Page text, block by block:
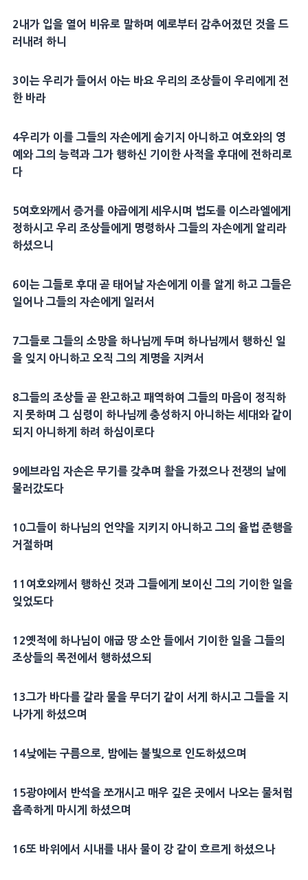
2내가 입을 열어 비유로 말하며 예로부터 감추어졌던 것을 드
러내려 하니
3이는 우리가 들어서 아는 바요 우리의 조상들이 우리에게 전
한 바라
4우리가 이를 그들의 자손에게 숨기지 아니하고 여호와의 영
예 와 그의 능력과 그가 행하신 기이한 사적을 후대에 전하리로
다
5여호와께서 증거 를 야곱에게 세우시며 법도를 이스라엘에게
정하시고 우리 조상들에게 명령하사 그들의 자손에게 알리라
하셨으니
6이는 그들로 후대 곧 태어날 자손에게 이를 알게 하고 그들은
일어나 그들의 자손에게 일러서
7그들로 그들의 소망을 하나님께 두며 하나님께서 행하신 일
을 잊지 아니하고 오직 그의 계명을 지켜서
8그들의 조상들 곧 완고하고 패역하여 그들의 마음이 정직하
지 못하며 그 심령이 하나님께 충성하지 아니하는 세대와 같이
되지 아니하게 하려 하심이로다
9에브라임 자손은 무기 를 갖추며 활을 가졌으나전쟁의 날에
물러갔도다
10그들이 하나님의 언약을 지키지 아니하고 그의 율법 준행을
거절하며
11 여호와께서 행하신 것과 그들에게 보이신 그의 기이한 일을
잊었도다
12옛적에 하나님이 애굽땅소안들에서 기이한 일을 그들의
조상들의 목전에서 행하셨으되
13그가 바다를 갈라 물을 무더기 같이 서게 하시고 그들을 지
나가게 하셨으며
14낮에는 구름으로, 밤에는 불빛으로 인도하셨으며
15광야에서 반석을 쪼개시고 매우 깊은 곳에서 나오는 물처럼
흡족하게 마시게 하셨으며
16또 바위에서 시내를 내사 물이 강 같이 흐르게 하셨으나